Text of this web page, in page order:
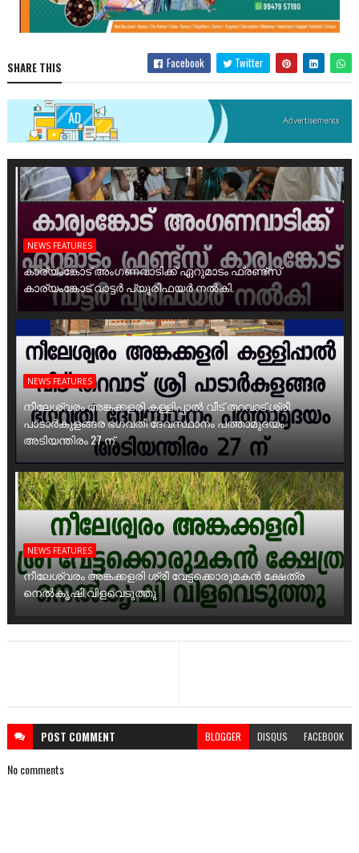
SHARE THIS Facebook Twitter
NEWS FEATURES
കാര്യംങ്കോട് അംഗണവാടിക്ക് ഏറുമാടം ഫ്രണ്ട്സ്
കാര്യംങ്കോട് വാട്ടർ പ്യൂരിഫയർ നൽകി.
NEWS FEATURES
നീലേശ്വരം അങ്കക്കളരി കള്ളിപ്പാൽ വീട് തറവാട് ശ്രീ
പാടാർകുളങ്ങര ഭഗവതി ദേവസ്ഥാനം പത്താമുദയം
അടിയന്തിരം 27 ന്
NEWS FEATURES
നീലേശ്വരം അങ്കക്കളരി ശ്രീ വേട്ടക്കൊരുമകൻ ക്ഷേത്ര
നെൽകൃഷി വിളവെടുത്തു
POST COMMENT BLOGGER DISQUS FACEBOOK
No comments